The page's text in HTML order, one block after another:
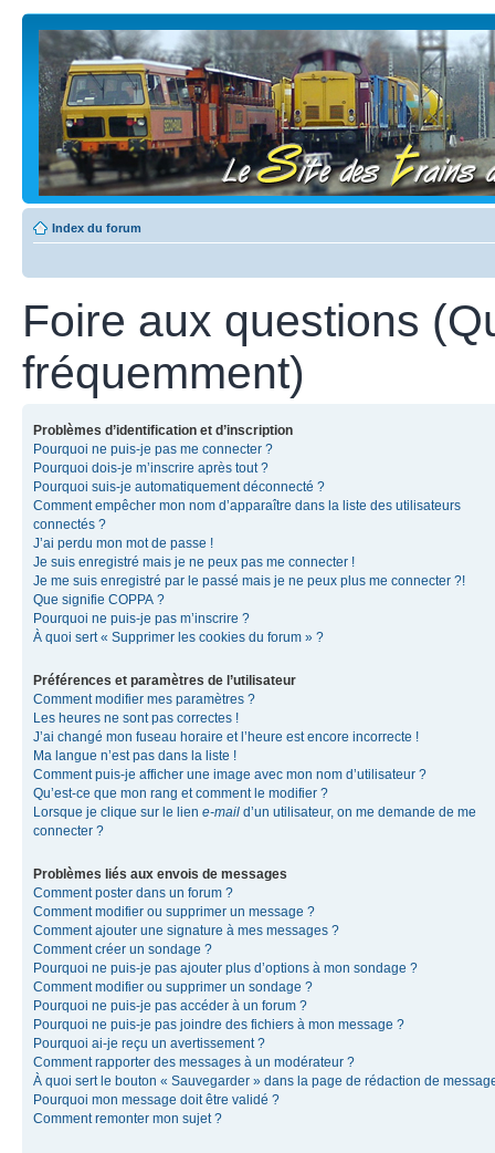
Index du forum
Foire aux questions
fréquemment)
Problèmes d’identification et d’inscription
Pourquoi ne puis-je pas me connecter ?
Pourquoi dois-je m’inscrire après tout ?
Pourquoi suis-je automatiquement déconnecté ?
Comment empêcher mon nom d’apparaître dans la liste des utilisateurs
connectés ?
J’ai perdu mon mot de passe !
Je suis enregistré mais je ne peux pas me connecter !
Je me suis enregistré par le passé mais je ne peux plus me connecter ?!
Que signifie COPPA ?
Pourquoi ne puis-je pas m’inscrire ?
À quoi sert « Supprimer les cookies du forum » ?
Préférences et paramètres de l’utilisateur
Comment modifier mes paramètres ?
Les heures ne sont pas correctes !
J’ai changé mon fuseau horaire et l’heure est encore incorrecte !
Ma langue n’est pas dans la liste !
Comment puis-je afficher une image avec mon nom d’utilisateur ?
Qu’est-ce que mon rang et comment le modifier ?
Lorsque je clique sur le lien e-mail d’un utilisateur, on me demande de me
connecter ?
Problèmes liés aux envois de messages
Comment poster dans un forum ?
Comment modifier ou supprimer un message ?
Comment ajouter une signature à mes messages ?
Comment créer un sondage ?
Pourquoi ne puis-je pas ajouter plus d’options à mon sondage ?
Comment modifier ou supprimer un sondage ?
Pourquoi ne puis-je pas accéder à un forum ?
Pourquoi ne puis-je pas joindre des fichiers à mon message ?
Pourquoi ai-je reçu un avertissement ?
Comment rapporter des messages à un modérateur ?
À quoi sert le bouton « Sauvegarder » dans la page de rédaction de
Pourquoi mon message doit être validé ?
Comment remonter mon sujet ?